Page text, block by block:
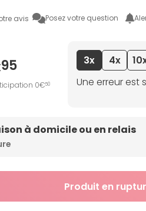
avis Posez votre question
95
0€50
3x 4x
Une erreur est
à domicile ou en relais
Produit en